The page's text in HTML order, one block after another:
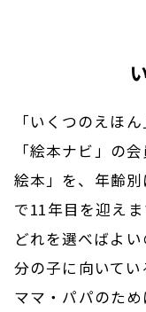
「いくつのえほ
「絵本ナビ」の
絵本」を、年齢
で11年目を迎え
どれを選べばよ
分の子に向いて
ママ・パパのた